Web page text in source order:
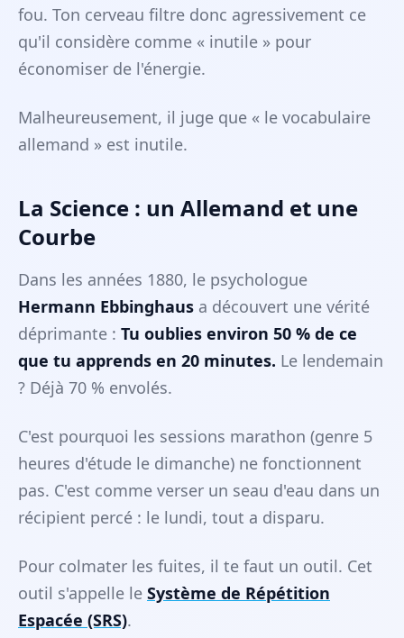
fou. Ton cerveau filtre donc agressivement ce
qu'il considère comme « inutile » pour
économiser de l'énergie.
Malheureusement, il juge que « le vocabulaire
allemand » est inutile.
La Science : un Allemand et une
Courbe
Dans les années 1880, le psychologue
Hermann Ebbinghaus a découvert une vérité
déprimante : Tu oublies environ 50 % de ce
que tu apprends en 20 minutes. Le lendemain
? Déjà 70 % envolés.
C'est pourquoi les sessions marathon (genre 5
heures d'étude le dimanche) ne fonctionnent
pas. C'est comme verser un seau d'eau dans un
récipient percé : le lundi, tout a disparu.
Pour colmater les fuites, il te faut un outil. Cet
outil s'appelle le Système de Répétition
Espacée (SRS).